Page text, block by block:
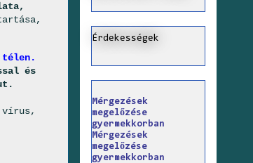
télen.
és
vírus,
Érdekességek
Mérgezések
megelőzése
gyermekkorban
Mérgezések
megelőzése
gyermekkorban